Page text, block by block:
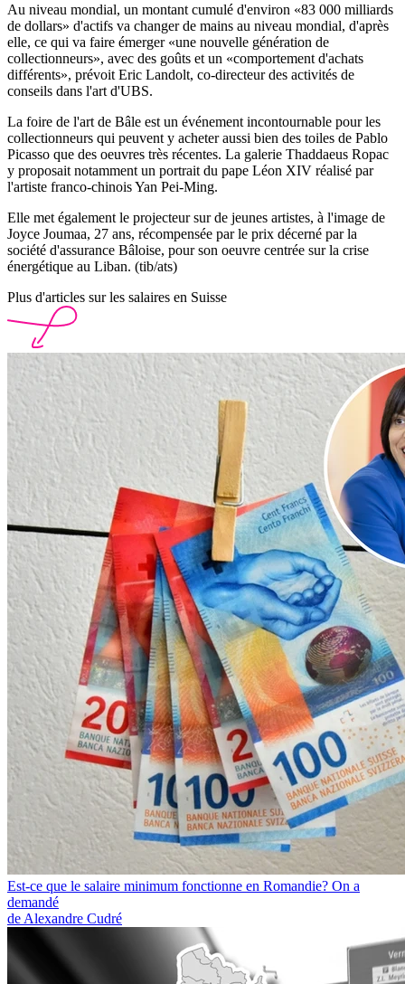
Au niveau mondial, un montant cumulé d'environ «83 000 milliards
de dollars» d'actifs va changer de mains au niveau mondial, d'après
elle, ce qui va faire émerger «une nouvelle génération de
collectionneurs», avec des goûts et un «comportement d'achats
différents», prévoit Eric Landolt, co-directeur des activités de
conseils dans l'art d'UBS.
La foire de l'art de Bâle est un événement incontournable pour les
collectionneurs qui peuvent y acheter aussi bien des toiles de Pablo
Picasso que des oeuvres très récentes. La galerie Thaddaeus Ropac
y proposait notamment un portrait du pape Léon XIV réalisé par
l'artiste franco-chinois Yan Pei-Ming.
Elle met également le projecteur sur de jeunes artistes, à l'image de
Joyce Joumaa, 27 ans, récompensée par le prix décerné par la
société d'assurance Bâloise, pour son oeuvre centrée sur la crise
énergétique au Liban. (tib/ats)
Plus d'articles sur les salaires en Suisse
Est-ce que le salaire minimum fonctionne en Romandie? On a
demandé
de Alexandre Cudré